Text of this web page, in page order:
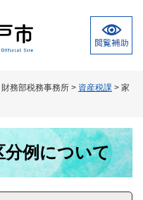
財務部税務事務所 > 資産税課 > 家
分例について